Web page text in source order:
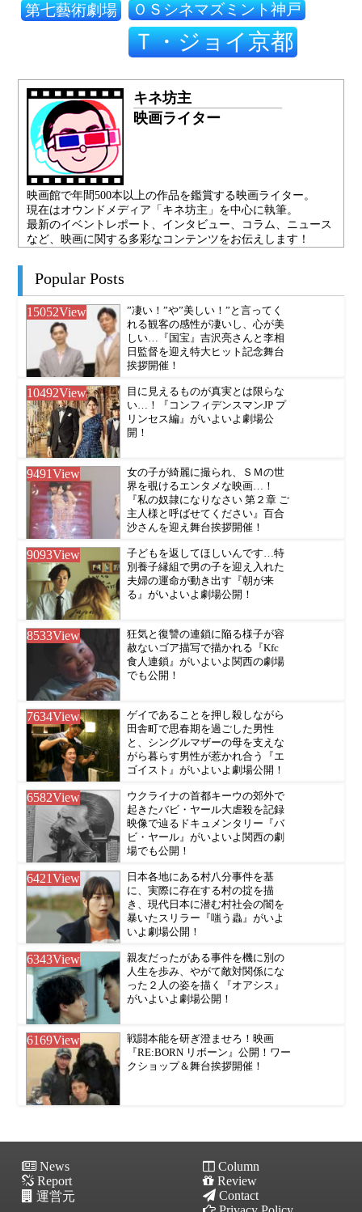
第七藝術劇場 ＯＳシネマズミント神戸
Ｔ・ジョイ京都
キネ坊主
映画ライター
映画館で年間500本以上の作品を鑑賞する映画ライター。
現在はオウンドメディア「キネ坊主」を中心に執筆。
最新のイベントレポート、インタビュー、コラム、ニュース
など、映画に関する多彩なコンテンツをお伝えします！
Popular Posts
15052View
”凄い！”や”美しい！”と言ってく
れる観客の感性が凄いし、心が美
しい…『国宝』吉沢亮さんと李相
日監督を迎え特大ヒット記念舞台
挨拶開催！
10492View
目に見えるものが真実とは限らな
い…！『コンフィデンスマンJP プ
リンセス編』がいよいよ劇場公
開！
9491View
女の子が綺麗に撮られ、ＳＭの世
界を覗けるエンタメな映画…！
『私の奴隷になりなさい 第２章 ご
主人様と呼ばせてください』百合
沙さんを迎え舞台挨拶開催！
9093View
子どもを返してほしいんです…特
別養子縁組で男の子を迎え入れた
夫婦の運命が動き出す『朝が来
る』がいよいよ劇場公開！
8533View
狂気と復讐の連鎖に陥る様子が容
赦ないゴア描写で描かれる『Kfc
食人連鎖』がいよいよ関西の劇場
でも公開！
7634View
ゲイであることを押し殺しながら
田舎町で思春期を過ごした男性
と、シングルマザーの母を支えな
がら暮らす男性が惹かれ合う『エ
ゴイスト』がいよいよ劇場公開！
6582View
ウクライナの首都キーウの郊外で
起きたバビ・ヤール大虐殺を記録
映像で辿るドキュメンタリー『バ
ビ・ヤール』がいよいよ関西の劇
場でも公開！
6421View
日本各地にある村八分事件を基
に、実際に存在する村の掟を描
き、現代日本に潜む村社会の闇を
暴いたスリラー『嗤う蟲』がいよ
いよ劇場公開！
6343View
親友だったがある事件を機に別の
人生を歩み、やがて敵対関係にな
った２人の姿を描く『オアシス』
がいよいよ劇場公開！
6169View
戦闘本能を研ぎ澄ませろ！映画
『RE:BORN リボーン』公開！ワー
クショップ＆舞台挨拶開催！
News
Column
Report
Review
運営元
Contact